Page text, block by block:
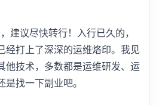
建议尽快转行！入行已久的，
经打上了深深的运维烙印。我见
他技术，多数都是运维研发、运
找一下副业吧。